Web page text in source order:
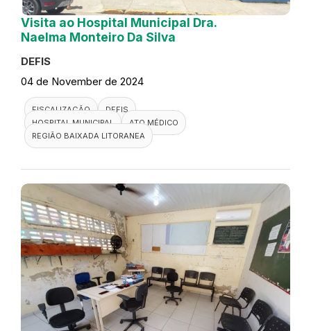
Visita ao Hospital Municipal Dra.
Naelma Monteiro Da Silva
DEFIS
04 de November de 2024
FISCALIZAÇÃO
DEFIS
HOSPITAL MUNICIPAL
ATO MÉDICO
REGIÃO BAIXADA LITORANEA